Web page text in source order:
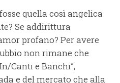
quella così angelica
Se addirittura
profano? Per avere
non rimane che
Canti e Banchi”,
e del mercato che alla